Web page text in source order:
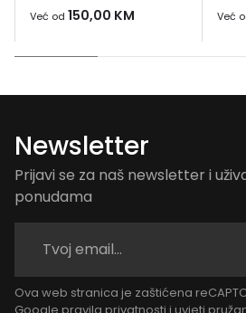
Već od 150,00 KM Već
Newsletter
Prijavi se za naš newsletter i
ponudama
Ova web stranica je zaštićena